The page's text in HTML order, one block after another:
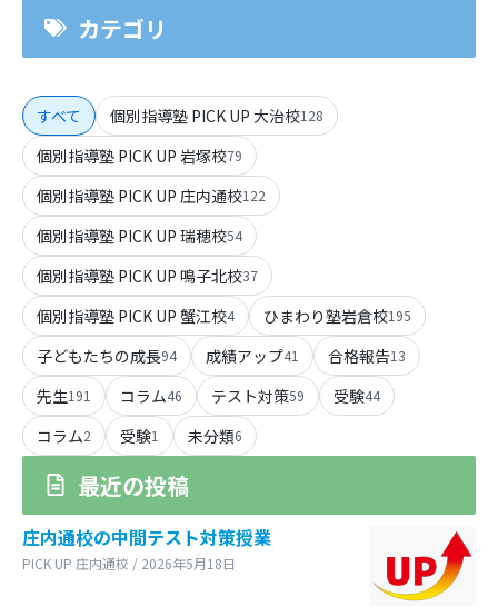
カテゴリ
すべて 個別指導塾 PICK UP 大治校128
個別指導塾 PICK UP 岩塚校79
個別指導塾 PICK UP 庄内通校122
個別指導塾 PICK UP 瑞穂校54
個別指導塾 PICK UP 鳴子北校37
個別指導塾 PICK UP 蟹江校4 ひまわり塾岩倉校195
子どもたちの成長94 成績アップ41 合格報告13
先生191 コラム46 テスト対策59 受験44
コラム2 受験1 未分類6
最近の投稿
庄内通校の中間テスト対策授業
PICK UP 庄内通校 / 2026年5月18日